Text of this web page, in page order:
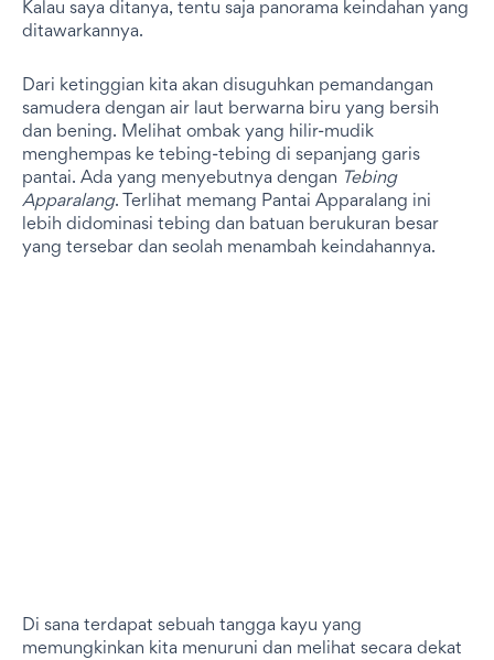
Kalau saya ditanya, tentu saja panorama keindahan yang
ditawarkannya.
Dari ketinggian kita akan disuguhkan pemandangan
samudera dengan air laut berwarna biru yang bersih
dan bening. Melihat ombak yang hilir-mudik
menghempas ke tebing-tebing di sepanjang garis
pantai. Ada yang menyebutnya dengan Tebing
Apparalang. Terlihat memang Pantai Apparalang ini
lebih didominasi tebing dan batuan berukuran besar
yang tersebar dan seolah menambah keindahannya.
Di sana terdapat sebuah tangga kayu yang
memungkinkan kita menuruni dan melihat secara dekat